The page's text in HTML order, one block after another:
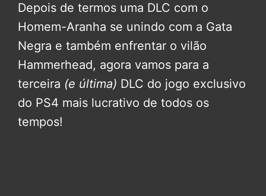
Depois de termos uma DLC com o
Homem-Aranha se unindo com a Gata
Negra e também enfrentar o vilão
Hammerhead, agora vamos para a
terceira (e última) DLC do jogo exclusivo
do PS4 mais lucrativo de todos os
tempos!